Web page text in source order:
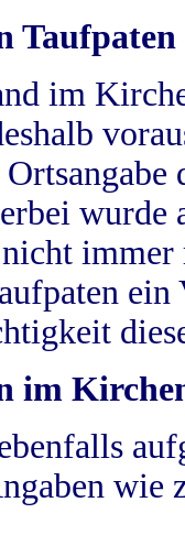
Taufpaten
im
wurde
im
wie